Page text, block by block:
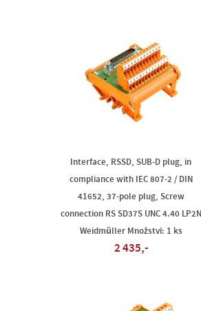
Interface, RSSD, SUB-D plug, in
compliance with IEC 807-2 / DIN
41652, 37-pole plug, Screw
connection RS SD37S UNC 4.40 LP2N
Weidmüller Množství: 1 ks
2 435,-